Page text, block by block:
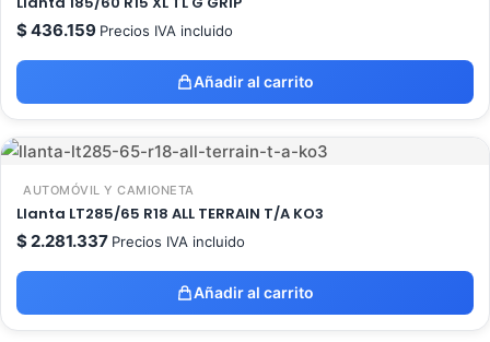
$436.159 Precios IVA incluido
Añadir al carrito
AUTOMÓVIL Y CAMIONETA
Llanta LT285/65 R18 ALL TERRAIN T/A KO3
$2.281.337 Precios IVA incluido
Añadir al carrito